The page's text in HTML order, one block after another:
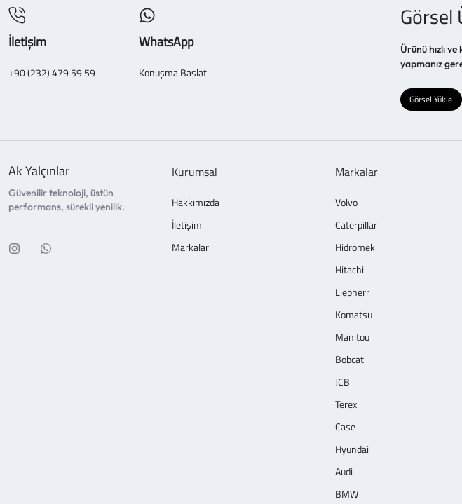
İletişim
+90 (232) 479 59 59
WhatsApp
Konuşma Başlat
Görsel
Ürünü hızlı
yapmanız
Görsel Yükle
Ak Yalçınlar
Güvenilir teknoloji, üstün
performans, sürekli yenilik.
Kurumsal
Hakkımızda
İletişim
Markalar
Markalar
Volvo
Caterpillar
Hidromek
Hitachi
Liebherr
Komatsu
Manitou
Bobcat
JCB
Terex
Case
Hyundai
Audi
BMW